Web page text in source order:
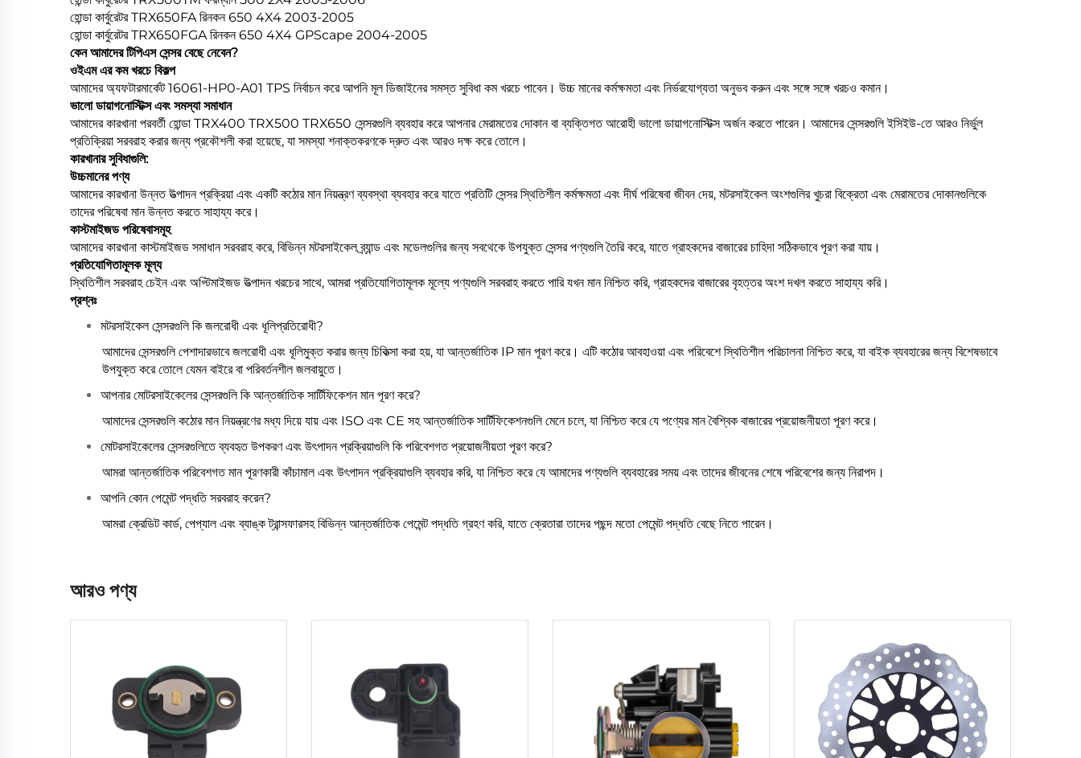
হোন্ডা কার্বুরেটর TRX650FA রিনকন 650 4X4 2003-2005
হোন্ডা কার্বুরেটর TRX650FGA রিনকন 650 4X4 GPScape 2004-2005
কেন আমাদের টিপিএস সেন্সর বেছে নেবেন?
ওইএম এর কম খরচে বিকল্প
আমাদের অ্যফটারমার্কেট 16061-HP0-A01 TPS নির্বাচন করে আপনি মূল ডিজাইনের সমস্ত সুবিধা কম খরচে পাবেন। উচ্চ মানের কর্মক্ষমতা এবং নির্ভরযোগ্যতা অনুভব করুন এবং সঙ্গে সঙ্গে খরচও কমান।
ভালো ডায়াগনোস্টিক্স এবং সমস্যা সমাধান
আমাদের কারখানা পরবর্তী হোন্ডা TRX400 TRX500 TRX650 সেন্সরগুলি ব্যবহার করে আপনার মেরামতের দোকান বা ব্যক্তিগত আরোহী ভালো ডায়াগনোস্টিক্স অর্জন করতে পারেন। আমাদের সেন্সরগুলি ইসিইউ-তে আরও নির্ভুল
প্রতিক্রিয়া সরবরাহ করার জন্য প্রকৌশলী করা হয়েছে, যা সমস্যা শনাক্তকরণকে দ্রুত এবং আরও দক্ষ করে তোলে।
কারখানার সুবিধাগুলি:
উচ্চমানের পণ্য
আমাদের কারখানা উন্নত উত্পাদন প্রক্রিয়া এবং একটি কঠোর মান নিয়ন্ত্রণ ব্যবস্থা ব্যবহার করে যাতে প্রতিটি সেন্সর স্থিতিশীল কর্মক্ষমতা এবং দীর্ঘ পরিষেবা জীবন দেয়, মটরসাইকেল অংশগুলির খুচরা বিক্রেতা এবং মেরামতের দোকানগুলিকে
তাদের পরিষেবা মান উন্নত করতে সাহায্য করে।
কাস্টমাইজড পরিষেবাসমূহ
আমাদের কারখানা কাস্টমাইজড সমাধান সরবরাহ করে, বিভিন্ন মটরসাইকেল ব্র্যান্ড এবং মডেলগুলির জন্য সবথেকে উপযুক্ত সেন্সর পণ্যগুলি তৈরি করে, যাতে গ্রাহকদের বাজারের চাহিদা সঠিকভাবে পূরণ করা যায়।
প্রতিযোগিতামূলক মূল্য
স্থিতিশীল সরবরাহ চেইন এবং অপ্টিমাইজড উত্পাদন খরচের সাথে, আমরা প্রতিযোগিতামূলক মূল্যে পণ্যগুলি সরবরাহ করতে পারি যখন মান নিশ্চিত করি, গ্রাহকদের বাজারের বৃহত্তর অংশ দখল করতে সাহায্য করি।
প্রশ্নঃ
মটরসাইকেল সেন্সরগুলি কি জলরোধী এবং ধূলিপ্রতিরোধী?
আমাদের সেন্সরগুলি পেশাদারভাবে জলরোধী এবং ধূলিমুক্ত করার জন্য চিকিত্সা করা হয়, যা আন্তর্জাতিক IP মান পূরণ করে। এটি কঠোর আবহাওয়া এবং পরিবেশে স্থিতিশীল পরিচালনা নিশ্চিত করে, যা বাইক ব্যবহারের জন্য বিশেষভাবে
উপযুক্ত করে তোলে যেমন বাইরে বা পরিবর্তনশীল জলবায়ুতে।
আপনার মোটরসাইকেলের সেন্সরগুলি কি আন্তর্জাতিক সার্টিফিকেশন মান পূরণ করে?
আমাদের সেন্সরগুলি কঠোর মান নিয়ন্ত্রণের মধ্য দিয়ে যায় এবং ISO এবং CE সহ আন্তর্জাতিক সার্টিফিকেশনগুলি মেনে চলে, যা নিশ্চিত করে যে পণ্যের মান বৈশ্বিক বাজারের প্রয়োজনীয়তা পূরণ করে।
মোটরসাইকেলের সেন্সরগুলিতে ব্যবহৃত উপকরণ এবং উৎপাদন প্রক্রিয়াগুলি কি পরিবেশগত প্রয়োজনীয়তা পূরণ করে?
আমরা আন্তর্জাতিক পরিবেশগত মান পূরণকারী কাঁচামাল এবং উৎপাদন প্রক্রিয়াগুলি ব্যবহার করি, যা নিশ্চিত করে যে আমাদের পণ্যগুলি ব্যবহারের সময় এবং তাদের জীবনের শেষে পরিবেশের জন্য নিরাপদ।
আপনি কোন পেমেন্ট পদ্ধতি সরবরাহ করেন?
আমরা ক্রেডিট কার্ড, পেপ্যাল এবং ব্যাঙ্ক ট্রান্সফারসহ বিভিন্ন আন্তর্জাতিক পেমেন্ট পদ্ধতি গ্রহণ করি, যাতে ক্রেতারা তাদের পছন্দ মতো পেমেন্ট পদ্ধতি বেছে নিতে পারেন।
আরও পণ্য